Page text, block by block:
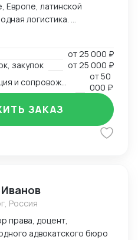
логистика.
текстиль,
Собственная база
платежи.
от25 000 ₽
закупок
от25 000 ₽
от50
000 ₽
ЗАКАЗ
Россия
адвокатского бюро